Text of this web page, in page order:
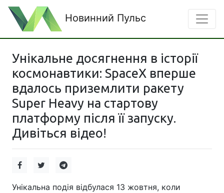
Новинний Пульс
Унікальне досягнення в історії
космонавтики: SpaceX вперше
вдалось приземлити ракету
Super Heavy на стартову
платформу після її запуску.
Дивіться відео!
Унікальна подія відбулася 13 жовтня, коли